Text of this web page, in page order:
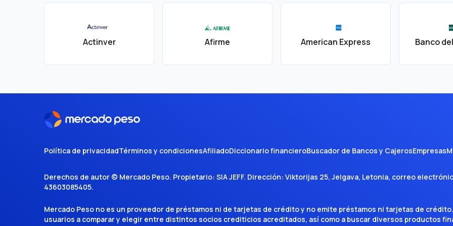
Actinver Afirme American Express Banco
Política de privacidadTérminos y condicionesAfiliadoDiccionario financieroBuscador de Bancos y CajerosEmpresas
Derechos de autor © Mercado Peso. Propietario: SIA JEFF. Dirección: Viktorijas 25, Jelgava, Letonia, correo
43603085405.
Mercado Peso no es un proveedor de préstamos ni de tarjetas de crédito y no emite préstamos ni tarjetas de
usuarios a comparar y elegir entre distintos socios crediticios acreditados, así como a buscar diversos productos